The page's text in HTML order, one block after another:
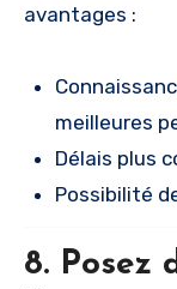
avantages :
meilleures
Délais plus
Possibilité
8. Posez